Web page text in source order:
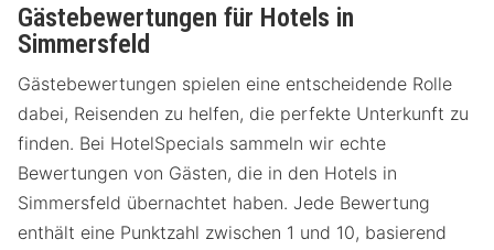
Gästebewertungen für Hotels in
Simmersfeld
Gästebewertungen spielen eine entscheidende Rolle
dabei, Reisenden zu helfen, die perfekte Unterkunft zu
finden. Bei HotelSpecials sammeln wir echte
Bewertungen von Gästen, die in den Hotels in
Simmersfeld übernachtet haben. Jede Bewertung
enthält eine Punktzahl zwischen 1 und 10, basierend